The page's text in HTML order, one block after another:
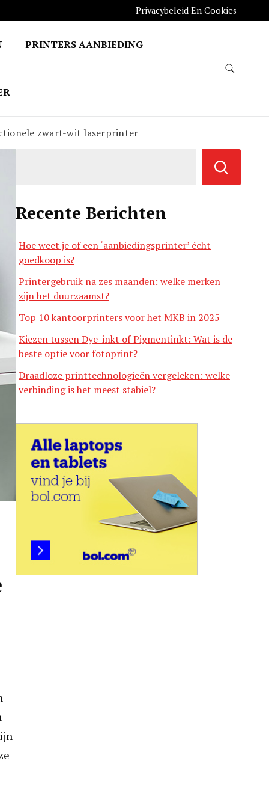
Privacybeleid En Cookies
PRINTERS AANBIEDING
zwart-wit laserprinter
Recente Berichten
Hoe weet je of een ‘aanbiedingsprinter’ écht
goedkoop is?
Printergebruik na zes maanden: welke merken
zijn het duurzaamst?
Top 10 kantoorprinters voor het MKB in 2025
Kiezen tussen Dye-inkt of Pigmentinkt: Wat is de
beste optie voor fotoprint?
Draadloze printtechnologieën vergeleken: welke
verbinding is het meest stabiel?